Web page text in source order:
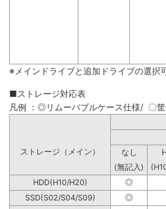
※メインドライブと追加ドライブの選択
■ストレージ対応表
凡例 ：◎リムーバブルケース仕様/ 〇
ストレージ（メイン）
なし
(無記入)
HDD(H10/H20)
◎
SSD(S02/S04/S09)
◎